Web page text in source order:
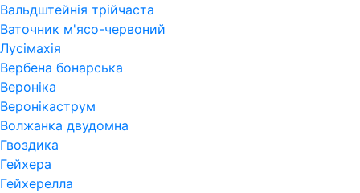
Вальдштейнія трійчаста
Ваточник м'ясо-червоний
Лусімахія
Вербена бонарська
Вероніка
Веронікаструм
Волжанка двудомна
Гвоздика
Гейхера
Гейхерелла